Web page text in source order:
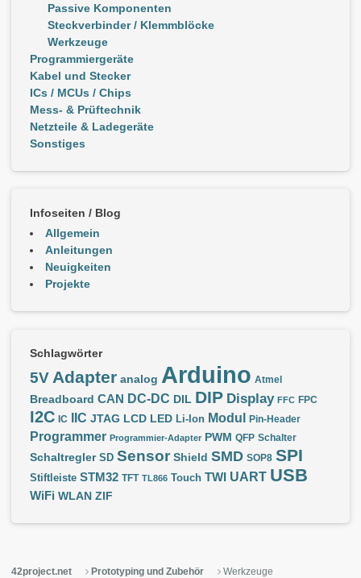
Passive Komponenten
Steckverbinder / Klemmblöcke
Werkzeuge
Programmiergeräte
Kabel und Stecker
ICs / MCUs / Chips
Mess- & Prüftechnik
Netzteile & Ladegeräte
Sonstiges
Infoseiten / Blog
Allgemein
Anleitungen
Neuigkeiten
Projekte
Schlagwörter
5V Adapter analog Arduino Atmel
Breadboard CAN DC-DC DIL DIP Display FFC FPC
I2C IC IIC JTAG LCD LED Li-Ion Modul Pin-Header
Programmer Programmier-Adapter PWM QFP Schalter
Schaltregler SD Sensor Shield SMD SOP8 SPI
Stiftleiste STM32 TFT TL866 Touch TWI UART USB
WiFi WLAN ZIF
42project.net Prototyping und Zubehör Werkzeuge